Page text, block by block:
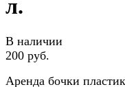
л.
В наличии
200 руб.
Аренда бочки